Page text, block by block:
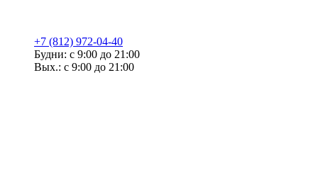
+7 (812) 972-04-40
Будни: с 9:00 до 21:00
Вых.: с 9:00 до 21:00